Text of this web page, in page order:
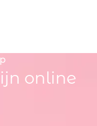
online